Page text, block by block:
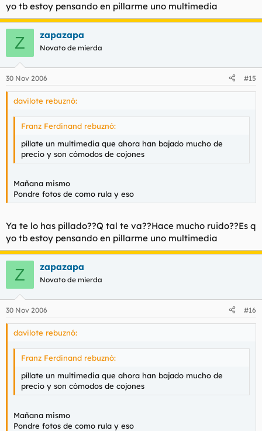
yo tb estoy pensando en pillarme uno multimedia
Z zapazapa
Novato de mierda
30 Nov 2006 #15
davilote rebuznó:
Franz Ferdinand rebuznó:
píllate un multimedia que ahora han bajado mucho de
precio y son cómodos de cojones
Mañana mismo
Pondre fotos de como rula y eso
Ya te lo has pillado??Q tal te va??Hace mucho ruido??Es q
yo tb estoy pensando en pillarme uno multimedia
Z zapazapa
Novato de mierda
30 Nov 2006 #16
davilote rebuznó:
Franz Ferdinand rebuznó:
píllate un multimedia que ahora han bajado mucho de
precio y son cómodos de cojones
Mañana mismo
Pondre fotos de como rula y eso